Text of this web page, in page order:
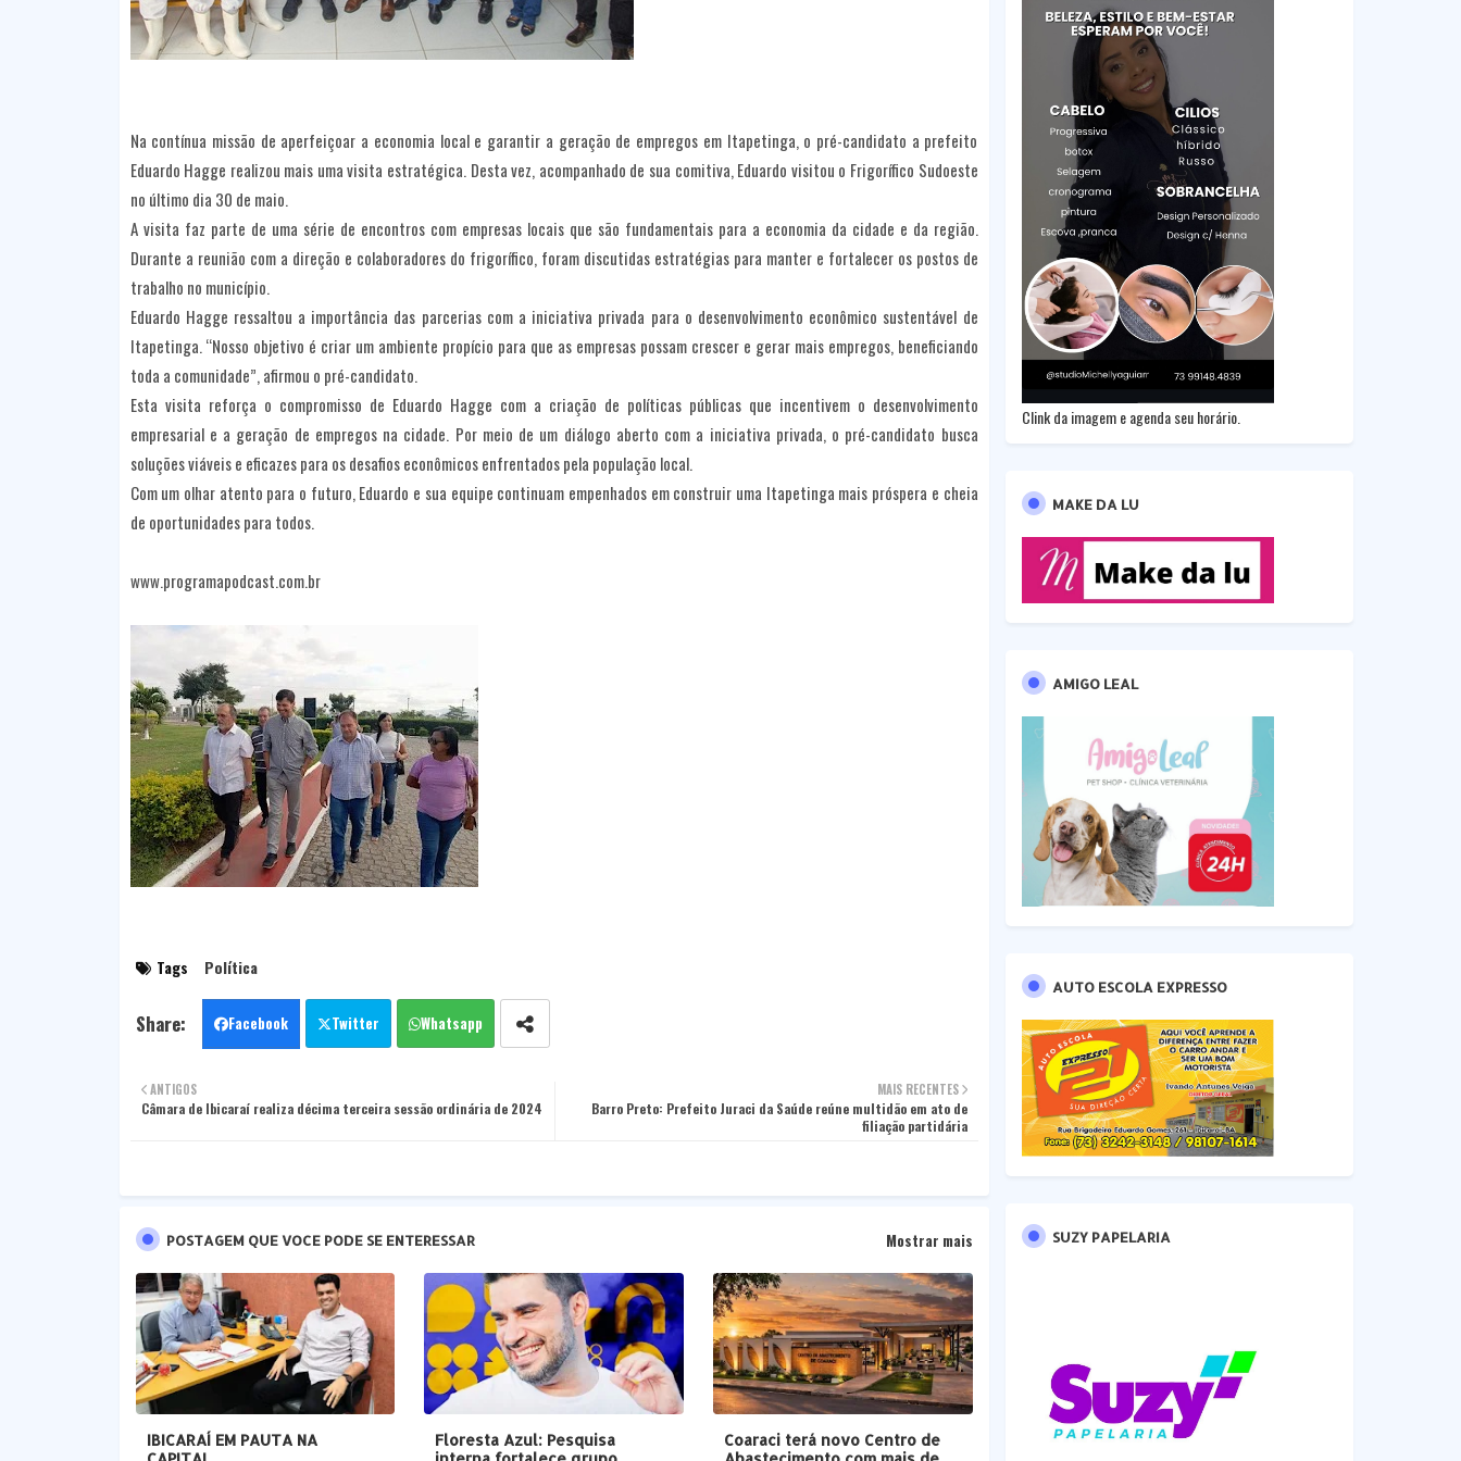
Na contínua missão de aperfeiçoar a economia local e garantir a geração de empregos em Itapetinga, o pré-candidato a prefeito
Eduardo Hagge realizou mais uma visita estratégica. Desta vez, acompanhado de sua comitiva, Eduardo visitou o Frigorífico Sudoeste
no último dia 30 de maio.
A visita faz parte de uma série de encontros com empresas locais que são fundamentais para a economia da cidade e da região.
Durante a reunião com a direção e colaboradores do frigorífico, foram discutidas estratégias para manter e fortalecer os postos de
trabalho no município.
Eduardo Hagge ressaltou a importância das parcerias com a iniciativa privada para o desenvolvimento econômico sustentável de
Itapetinga. “Nosso objetivo é criar um ambiente propício para que as empresas possam crescer e gerar mais empregos, beneficiando
toda a comunidade”, afirmou o pré-candidato.
Esta visita reforça o compromisso de Eduardo Hagge com a criação de políticas públicas que incentivem o desenvolvimento
empresarial e a geração de empregos na cidade. Por meio de um diálogo aberto com a iniciativa privada, o pré-candidato busca
soluções viáveis e eficazes para os desafios econômicos enfrentados pela população local.
Com um olhar atento para o futuro, Eduardo e sua equipe continuam empenhados em construir uma Itapetinga mais próspera e cheia
de oportunidades para todos.
www.programapodcast.com.br
Tags Política
Facebook Twitter Whatsapp
MAIS RECENTES
Barro Preto: Prefeito Juraci da Saúde reúne multidão em ato de
filiação partidária
ANTIGOS
Câmara de Ibicaraí realiza décima terceira sessão ordinária de 2024
POSTAGEM QUE VOCE PODE SE ENTERESSAR Mostrar mais
IBICARAÍ EM PAUTA NA
Floresta Azul: Pesquisa
Coaraci terá novo Centro de
Clink da imagem e agenda seu horário.
MAKE DA LU
AMIGO LEAL
AUTO ESCOLA EXPRESSO
SUZY PAPELARIA